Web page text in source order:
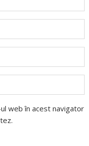
web în acest navigator